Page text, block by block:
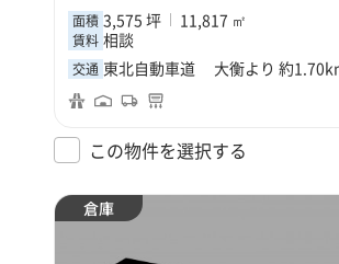
面積 3,575 坪 11,817 ㎡
賃料 相談
交通 東北自動車道 大衡より 約
この物件を選択する
倉庫